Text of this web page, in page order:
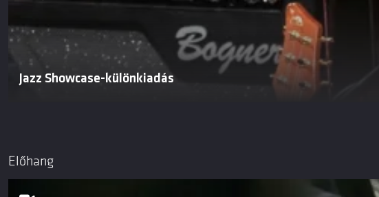
Jazz Showcase-különkiadás
Előhang